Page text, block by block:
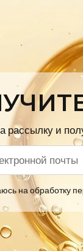
рассылку и
на обработку